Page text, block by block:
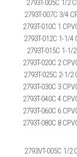
2793T-005C 1/2
2793T-007C 3/4
2793T-010C 1
2793T-012C 1-1/4
2793T-015C 1-1/
2793T-020C 2
2793T-025C 2-1/2
2793T-030C 3
2793T-040C 4
2793T-060C 6
2793T-080C 8
2793VT-005C 1/2